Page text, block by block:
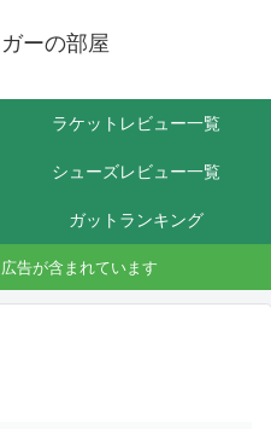
ーの部屋
ラケットレビュー一覧
シューズレビュー一覧
ガットランキング
告が含まれています